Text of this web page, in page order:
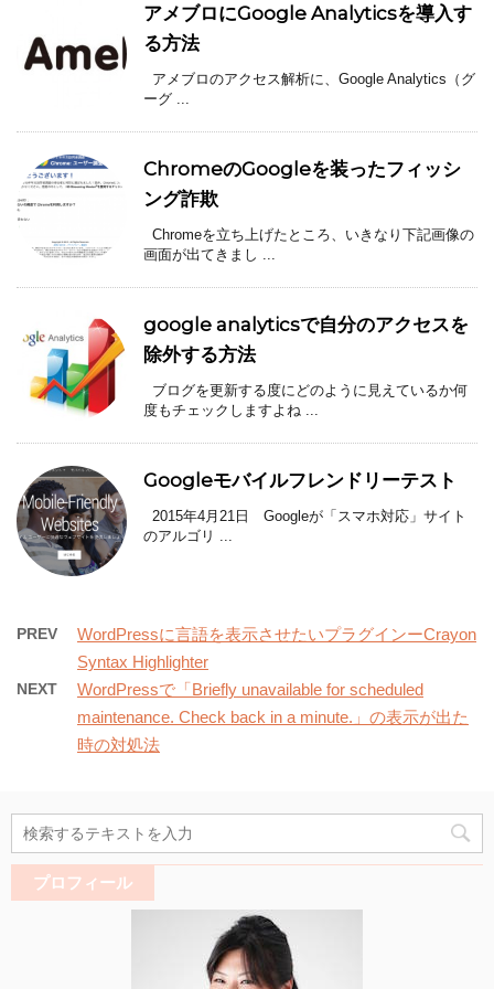
アメブロにGoogle Analyticsを導入す
る方法
アメブロのアクセス解析に、Google Analytics（グ
ーグ ...
ChromeのGoogleを装ったフィッシ
ング詐欺
Chromeを立ち上げたところ、いきなり下記画像の
画面が出てきまし ...
google analyticsで自分のアクセスを
除外する方法
ブログを更新する度にどのように見えているか何
度もチェックしますよね ...
Googleモバイルフレンドリーテスト
2015年4月21日 Googleが「スマホ対応」サイト
のアルゴリ ...
PREV
WordPressに言語を表示させたいプラグインーCrayon
Syntax Highlighter
NEXT
WordPressで「Briefly unavailable for scheduled
maintenance. Check back in a minute.」の表示が出た
時の対処法
プロフィール